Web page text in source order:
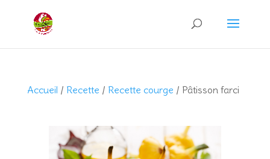
Recherche
produits
Accueil / Recette / Recette courge / Pâtisson farci